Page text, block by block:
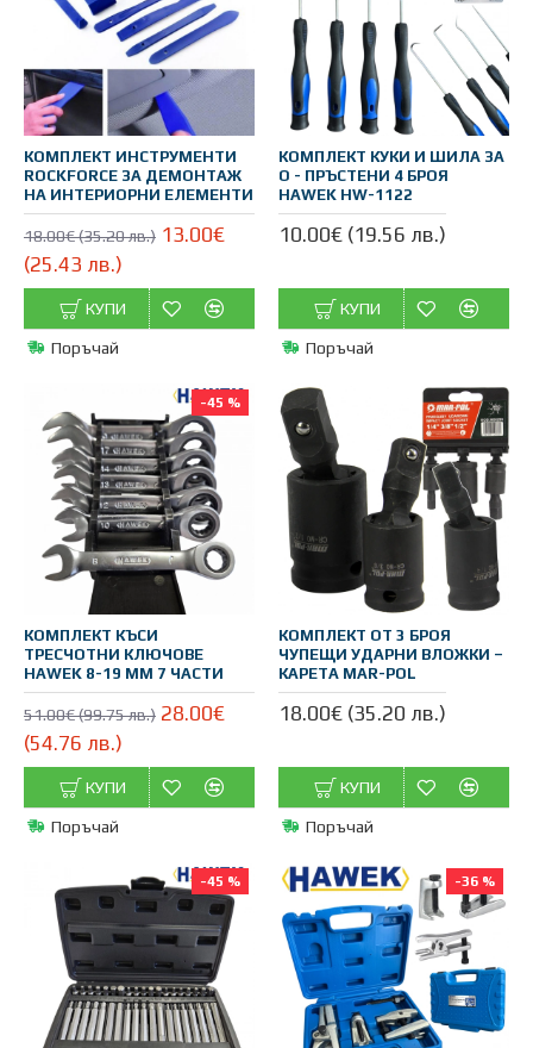
КОМПЛЕКТ ИНСТРУМЕНТИ
ROCKFORCE ЗА ДЕМОНТАЖ
НА ИНТЕРИОРНИ ЕЛЕМЕНТИ
18.00€ (35.20 лв.) 13.00€
(25.43 лв.)
КУПИ
Поръчай
КОМПЛЕКТ КУКИ И ШИЛА ЗА
О - ПРЪСТЕНИ 4 БРОЯ
HAWEK HW-1122
10.00€ (19.56 лв.)
КУПИ
Поръчай
-45 %
КОМПЛЕКТ КЪСИ
ТРЕСЧОТНИ КЛЮЧОВЕ
HAWEK 8-19 ММ 7 ЧАСТИ
51.00€ (99.75 лв.) 28.00€
(54.76 лв.)
КУПИ
Поръчай
КОМПЛЕКТ ОТ 3 БРOЯ
ЧУПЕЩИ УДAРНИ ВЛОЖКИ –
КАРЕТА MAR-POL
18.00€ (35.20 лв.)
КУПИ
Поръчай
-45 % -36 %